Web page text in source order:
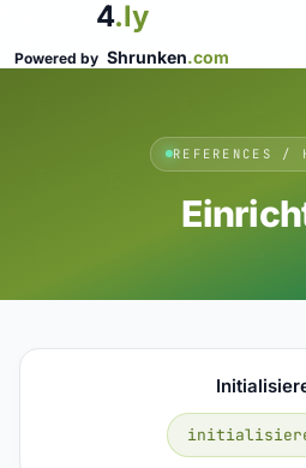
4.ly
Powered by Shrunken.com
REFERENCES /